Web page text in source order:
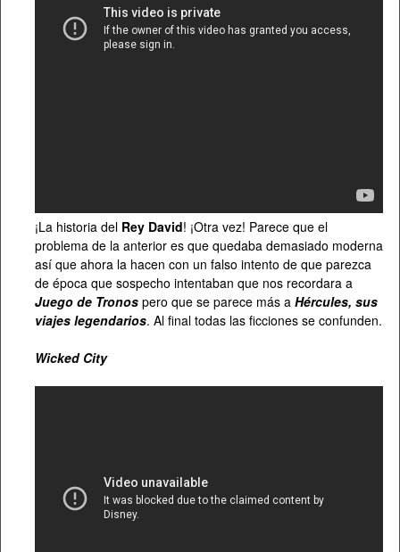
¡La historia del Rey David! ¡Otra vez! Parece que el
problema de la anterior es que quedaba demasiado moderna
así que ahora la hacen con un falso intento de que parezca
de época que sospecho intentaban que nos recordara a
Juego de Tronos pero que se parece más a Hércules, sus
viajes legendarios. Al final todas las ficciones se confunden.
Wicked City